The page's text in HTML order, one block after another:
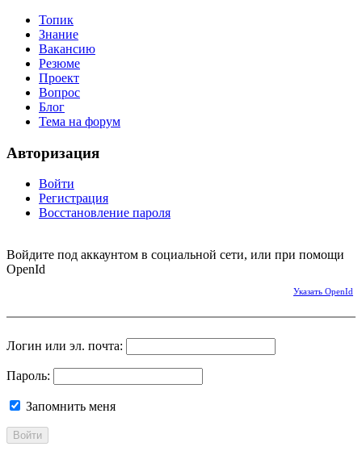
Топик
Знание
Вакансию
Резюме
Проект
Вопрос
Блог
Тема на форум
Авторизация
Войти
Регистрация
Восстановление пароля
Войдите под аккаунтом в социальной сети, или при помощи
OpenId
Указать OpenId
Логин или эл. почта:
Пароль:
Запомнить меня
Войти